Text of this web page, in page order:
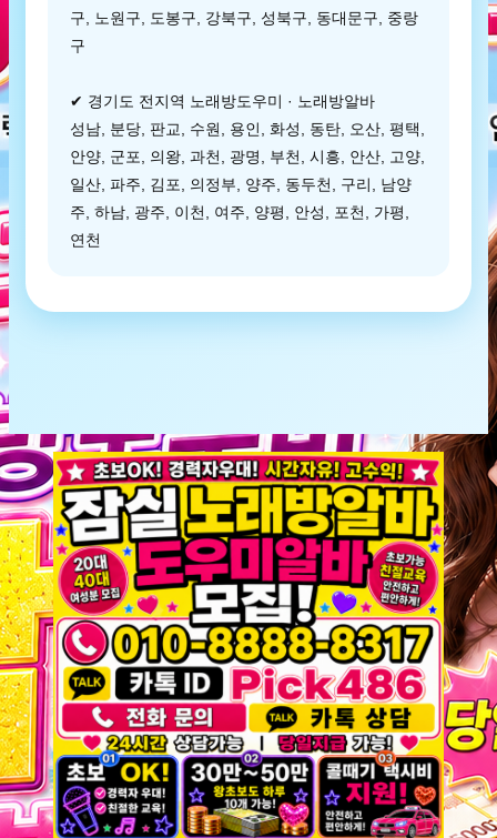
구, 노원구, 도봉구, 강북구, 성북구, 동대문구, 중랑
구
✔ 경기도 전지역 노래방도우미 · 노래방알바
성남, 분당, 판교, 수원, 용인, 화성, 동탄, 오산, 평택,
안양, 군포, 의왕, 과천, 광명, 부천, 시흥, 안산, 고양,
일산, 파주, 김포, 의정부, 양주, 동두천, 구리, 남양
주, 하남, 광주, 이천, 여주, 양평, 안성, 포천, 가평,
연천